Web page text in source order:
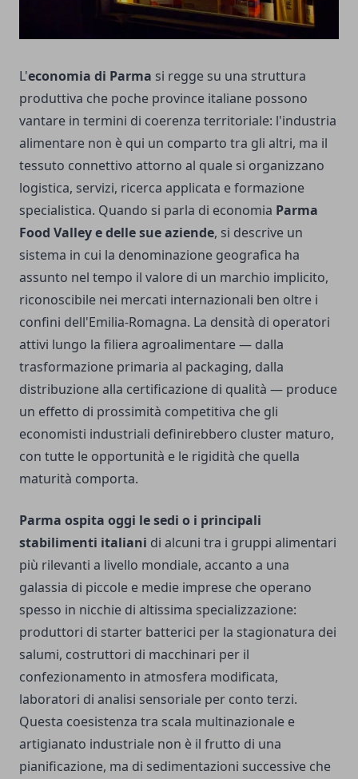
L'economia di Parma si regge su una struttura
produttiva che poche province italiane possono
vantare in termini di coerenza territoriale: l'industria
alimentare non è qui un comparto tra gli altri, ma il
tessuto connettivo attorno al quale si organizzano
logistica, servizi, ricerca applicata e formazione
specialistica. Quando si parla di economia Parma
Food Valley e delle sue aziende, si descrive un
sistema in cui la denominazione geografica ha
assunto nel tempo il valore di un marchio implicito,
riconoscibile nei mercati internazionali ben oltre i
confini dell'Emilia-Romagna. La densità di operatori
attivi lungo la filiera agroalimentare — dalla
trasformazione primaria al packaging, dalla
distribuzione alla certificazione di qualità — produce
un effetto di prossimità competitiva che gli
economisti industriali definirebbero cluster maturo,
con tutte le opportunità e le rigidità che quella
maturità comporta.
Parma ospita oggi le sedi o i principali
stabilimenti italiani di alcuni tra i gruppi alimentari
più rilevanti a livello mondiale, accanto a una
galassia di piccole e medie imprese che operano
spesso in nicchie di altissima specializzazione:
produttori di starter batterici per la stagionatura dei
salumi, costruttori di macchinari per il
confezionamento in atmosfera modificata,
laboratori di analisi sensoriale per conto terzi.
Questa coesistenza tra scala multinazionale e
artigianato industriale non è il frutto di una
pianificazione, ma di sedimentazioni successive che